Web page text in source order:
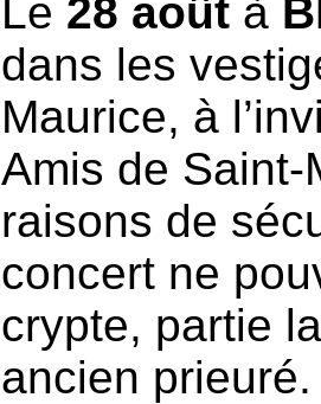
Le 28 août à
dans les
Maurice, à
Amis de
raisons de
concert ne
crypte, partie
ancien prieuré.